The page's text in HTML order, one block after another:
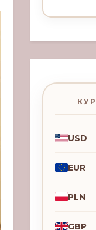
USD
EUR
PLN
GBP